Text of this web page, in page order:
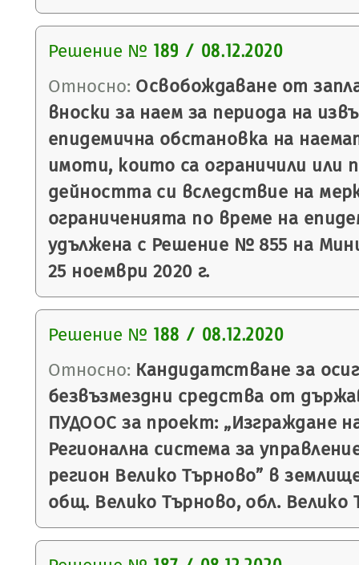
Решение № 189 / 08.12.2020
Относно: Освобождаване от
вноски за наем за периода на
епидемична обстановка на
имоти, които са ограничили или
дейността си вследствие на
ограниченията по време на
удължена с Решение № 855 на
25 ноември 2020 г.
Решение № 188 / 08.12.2020
Относно: Кандидатстване за
безвъзмездни средства от
ПУДООС за проект: „Изграждане
Регионална система за
регион Велико Търново” в
общ. Велико Търново, обл. Велико